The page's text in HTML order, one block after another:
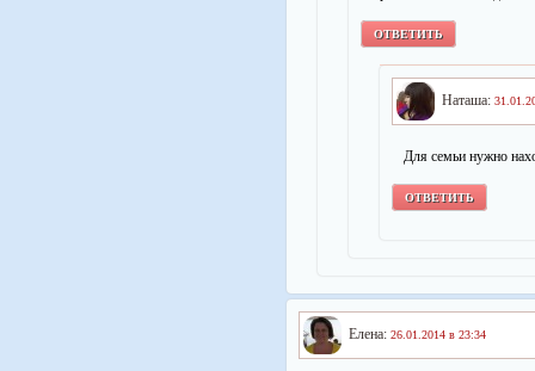
ОТВЕТИТЬ
Наташа:
Для семьи нужно
ОТВЕТИТЬ
Елена: 26.01.2014 в 23:34